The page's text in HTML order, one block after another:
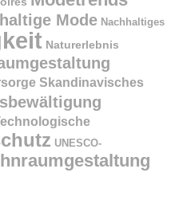
Mode Nachhaltiges
Naturerlebnis
Skandinavisches
UNESCO-